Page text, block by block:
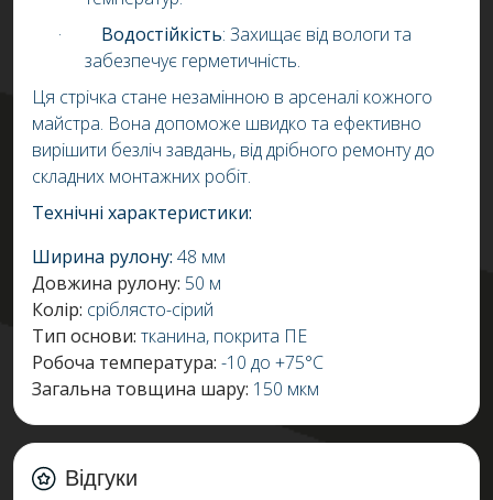
·
Водостійкість: Захищає від вологи та
забезпечує герметичність.
Ця стрічка стане незамінною в арсеналі кожного
майстра. Вона допоможе швидко та ефективно
вирішити безліч завдань, від дрібного ремонту до
складних монтажних робіт.
Технічні характеристики:
Ширина рулону: 48 мм
Довжина рулону: 50 м
Колір: сріблясто-сірий
Тип основи: тканина, покрита ПЕ
Робоча температура: -10 до +75°С
Загальна товщина шару: 150 мкм
Відгуки